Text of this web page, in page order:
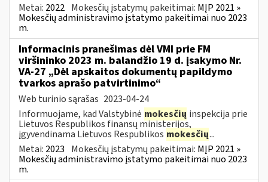
Metai: 2022 Mokesčių įstatymų pakeitimai: MĮP 2021 »
Mokesčių administravimo įstatymo pakeitimai nuo 2023
m.
Informacinis pranešimas dėl VMI prie FM
viršininko 2023 m. balandžio 19 d. įsakymo Nr.
VA-27 „Dėl apskaitos dokumentų papildymo
tvarkos aprašo patvirtinimo“
Web turinio sąrašas 2023-04-24
Informuojame, kad Valstybinė mokesčių inspekcija prie
Lietuvos Respublikos finansų ministerijos,
įgyvendinama Lietuvos Respublikos mokesčių...
Metai: 2023 Mokesčių įstatymų pakeitimai: MĮP 2021 »
Mokesčių administravimo įstatymo pakeitimai nuo 2023
m.